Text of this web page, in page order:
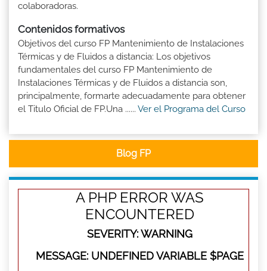
colaboradoras.
Contenidos formativos
Objetivos del curso FP Mantenimiento de Instalaciones
Térmicas y de Fluidos a distancia: Los objetivos
fundamentales del curso FP Mantenimiento de
Instalaciones Térmicas y de Fluidos a distancia son,
principalmente, formarte adecuadamente para obtener
el Titulo Oficial de FP.Una ...... Ver el Programa del Curso
Blog FP
A PHP ERROR WAS
ENCOUNTERED
SEVERITY: WARNING
MESSAGE: UNDEFINED VARIABLE $PAGE